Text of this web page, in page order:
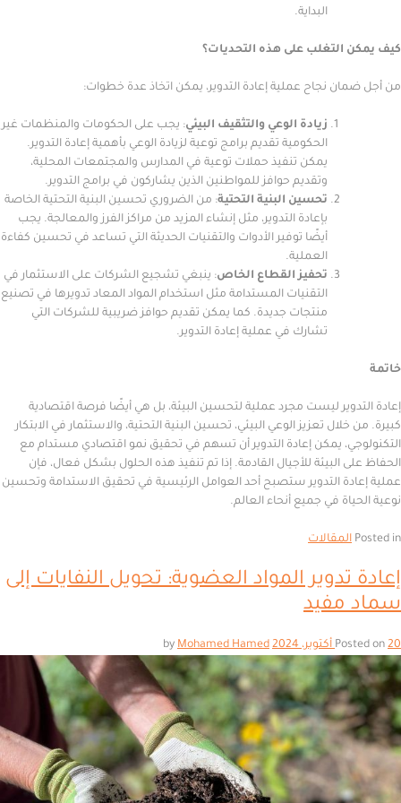
على هذه التحديات؟
نجاح عملية إعادة التدوير، يمكن اتخاذ عدة خطوات:
زيادة الوعي والتثقيف البيئي: يجب على الحكومات والمنظمات غير
الحكومية تقديم برامج توعية لزيادة الوعي بأهمية إعادة التدوير.
يمكن تنفيذ حملات توعية في المدارس والمجتمعات المحلية،
وتقديم حوافز للمواطنين الذين يشاركون في برامج التدوير.
تحسين البنية التحتية: من الضروري تحسين البنية التحتية الخاصة
بإعادة التدوير، مثل إنشاء المزيد من مراكز الفرز والمعالجة. يجب
أيضًا توفير الأدوات والتقنيات الحديثة التي تساعد في تحسين كفاءة
تحفيز القطاع الخاص: ينبغي تشجيع الشركات على الاستثمار في
التقنيات المستدامة مثل استخدام المواد المعاد تدويرها في تصنيع
منتجات جديدة. كما يمكن تقديم حوافز ضريبية للشركات التي
تشارك في عملية إعادة التدوير.
ليست مجرد عملية لتحسين البيئة، بل هي أيضًا فرصة اقتصادية
تعزيز الوعي البيئي، تحسين البنية التحتية، والاستثمار في الابتكار
يمكن إعادة التدوير أن تسهم في تحقيق نمو اقتصادي مستدام مع
البيئة للأجيال القادمة. إذا تم تنفيذ هذه الحلول بشكل فعال، فإن
التدوير ستصبح أحد العوامل الرئيسية في تحقيق الاستدامة وتحسين
في جميع أنحاء العالم.
المقالات
المواد العضوية: تحويل النفايات إلى
by
Mohamed Hamed